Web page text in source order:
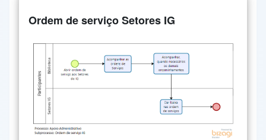
Ordem de serviço Setores IG